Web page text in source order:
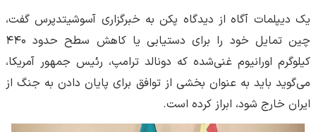
یک دیپلمات آگاه از دیدگاه پکن به خبرگزاری آسوشیتدپرس گفت،
چین تمایل خود را برای دستیابی یا کاهش سطح حدود ۴۴۰
کیلوگرم اورانیوم غنی‌شده که دونالد ترامپ، رئیس جمهور آمریکا،
می‌گوید باید به عنوان بخشی از توافق برای پایان دادن به جنگ از
ایران خارج شود، ابراز کرده است.